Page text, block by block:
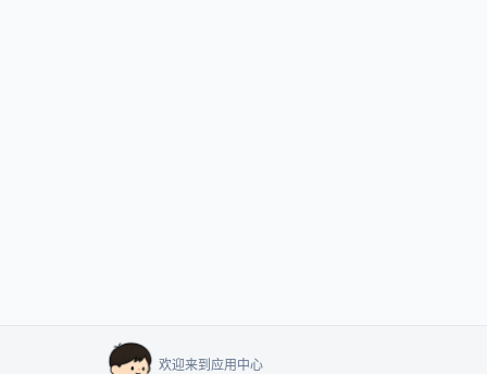
欢迎来到应用中心